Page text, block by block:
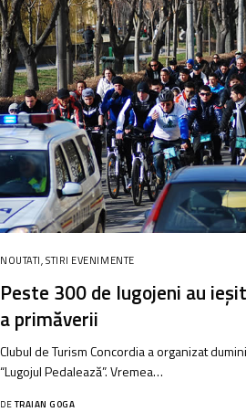
NOUTATI,STIRI EVENIMENTE
Peste 300 de lugojeni au
a primăverii
Clubul de Turism Concordia a organizat
“Lugojul Pedalează”. Vremea…
DE TRAIAN GOGA